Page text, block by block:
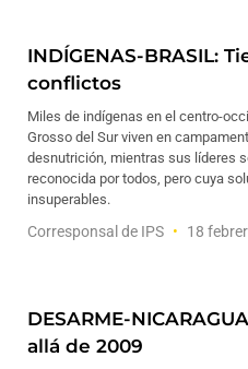
INDÍGENAS-BRASIL:
conflictos
Miles de indígenas en el centro-
Grosso del Sur viven en
desnutrición, mientras sus líderes
reconocida por todos, pero cuya
insuperables.
Corresponsal de IPS 18
DESARME-
allá de 2009